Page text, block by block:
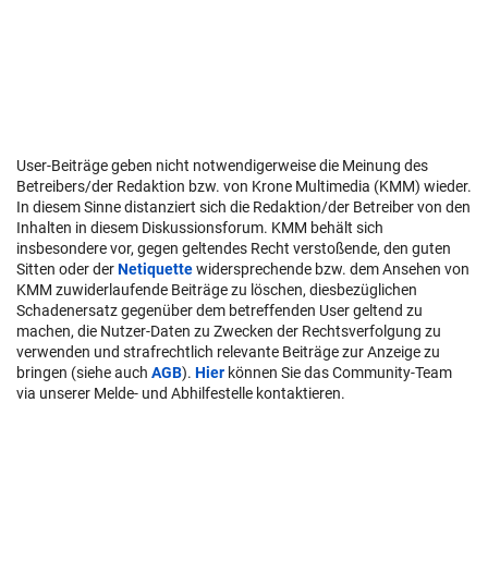
User-Beiträge geben nicht notwendigerweise die Meinung des
Betreibers/der Redaktion bzw. von Krone Multimedia (KMM) wieder.
In diesem Sinne distanziert sich die Redaktion/der Betreiber von den
Inhalten in diesem Diskussionsforum. KMM behält sich
insbesondere vor, gegen geltendes Recht verstoßende, den guten
Sitten oder derNetiquettewidersprechende bzw. dem Ansehen von
KMM zuwiderlaufende Beiträge zu löschen, diesbezüglichen
Schadenersatz gegenüber dem betreffenden User geltend zu
machen, die Nutzer-Daten zu Zwecken der Rechtsverfolgung zu
verwenden und strafrechtlich relevante Beiträge zur Anzeige zu
bringen (siehe auch AGB). Hier können Sie das Community-Team
via unserer Melde- und Abhilfestelle kontaktieren.